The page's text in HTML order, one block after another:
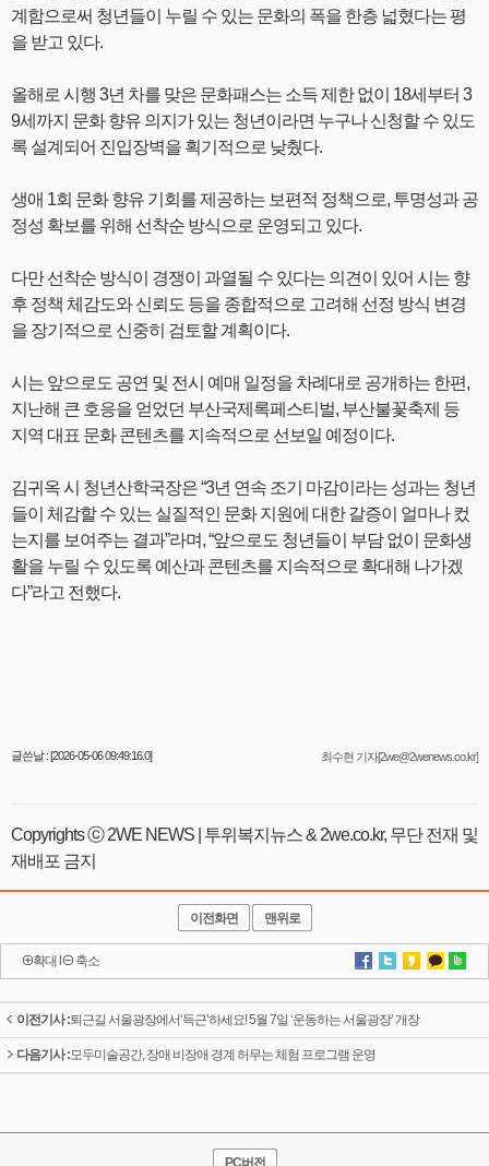
계함으로써 청년들이 누릴 수 있는 문화의 폭을 한층 넓혔다는 평
을 받고 있다.
올해로 시행 3년 차를 맞은 문화패스는 소득 제한 없이 18세부터 3
9세까지 문화 향유 의지가 있는 청년이라면 누구나 신청할 수 있도
록 설계되어 진입장벽을 획기적으로 낮췄다.
생애 1회 문화 향유 기회를 제공하는 보편적 정책으로, 투명성과 공
정성 확보를 위해 선착순 방식으로 운영되고 있다.
다만 선착순 방식이 경쟁이 과열될 수 있다는 의견이 있어 시는 향
후 정책 체감도와 신뢰도 등을 종합적으로 고려해 선정 방식 변경
을 장기적으로 신중히 검토할 계획이다.
시는 앞으로도 공연 및 전시 예매 일정을 차례대로 공개하는 한편,
지난해 큰 호응을 얻었던 부산국제록페스티벌, 부산불꽃축제 등
지역 대표 문화 콘텐츠를 지속적으로 선보일 예정이다.
김귀옥 시 청년산학국장은 “3년 연속 조기 마감이라는 성과는 청년
들이 체감할 수 있는 실질적인 문화 지원에 대한 갈증이 얼마나 컸
는지를 보여주는 결과”라며, “앞으로도 청년들이 부담 없이 문화생
활을 누릴 수 있도록 예산과 콘텐츠를 지속적으로 확대해 나가겠
다”라고 전했다.
글쓴날 : [2026-05-06 09:49:16.0] 최수현 기자[2we@2wenews.co.kr]
Copyrights ⓒ 2WE NEWS | 투위복지뉴스 & 2we.co.kr, 무단 전재 및
재배포 금지
이전화면 맨위로
확대 축소
이전기사 :퇴근길 서울광장에서‘득근’하세요! 5월 7일 ‘운동하는 서울광장’ 개장
다음기사 :모두미술공간, 장애 비장애 경계 허무는 체험 프로그램 운영
PC버전